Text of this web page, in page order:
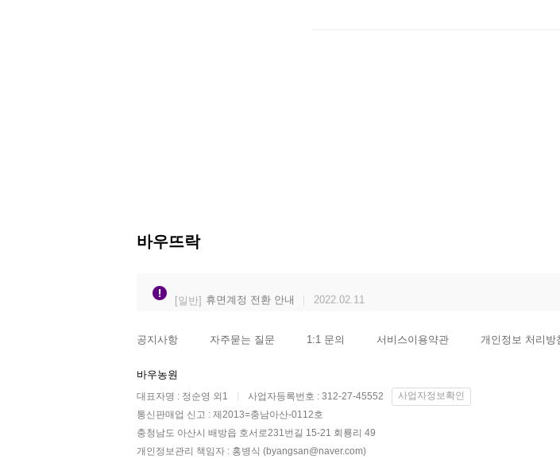
바우뜨락
[일반]
휴면계정 전환 안내 2022.02.11
[일반] 쇼핑몰 개편 안내 2022.02.11
[일반]
공지사항 자주묻는 질문 1:1 문의 서비스이용약관 개인정보 처리방
바우농원
대표자명 : 정순영 외1 사업자등록번호 : 312-27-45552
사업자정보확인
통신판매업 신고 : 제2013=충남아산-0112호
충청남도 아산시 배방읍 호서로231번길 15-21 회룡리 49
개인정보관리 책임자 : 홍병식 (byangsan@naver.com)